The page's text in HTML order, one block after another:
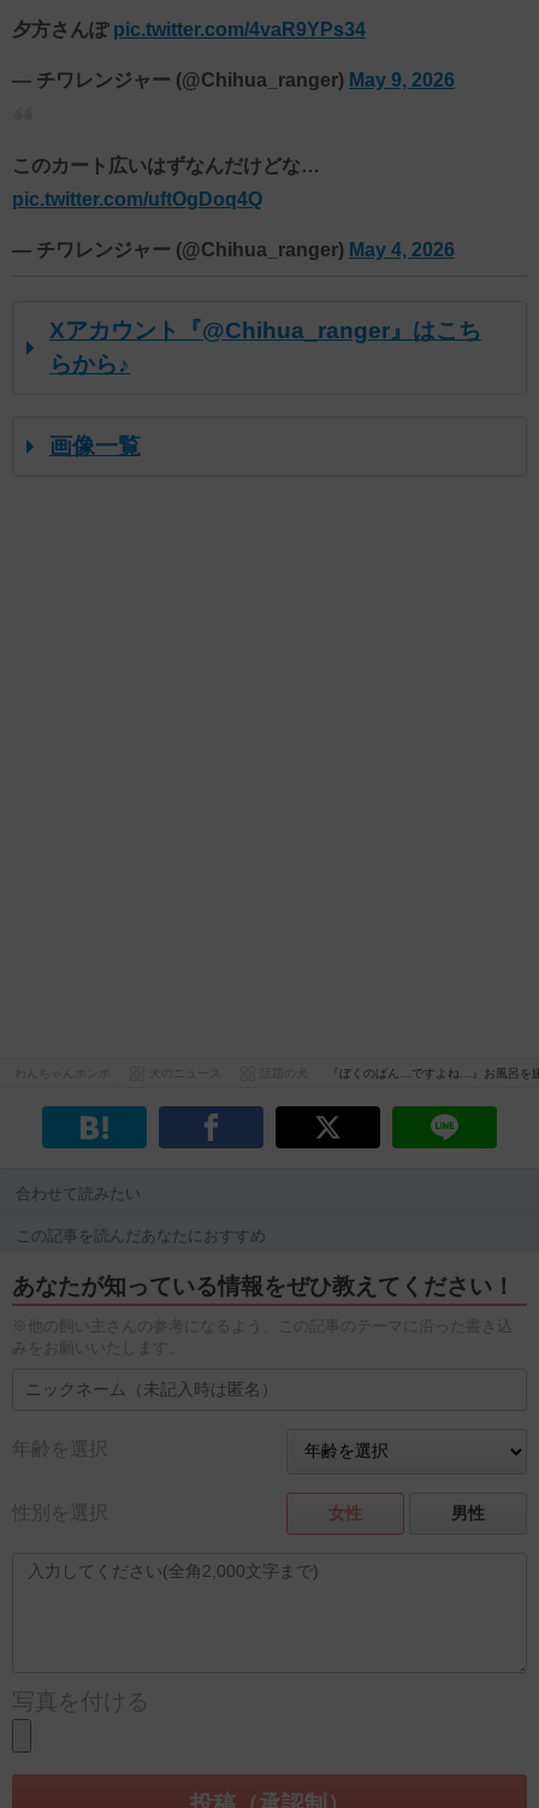
夕方さんぽ pic.twitter.com/4vaR9YPs34
— チワレンジャー (@Chihua_ranger) May 9, 2026
このカート広いはずなんだけどな…
pic.twitter.com/uftOgDoq4Q
— チワレンジャー (@Chihua_ranger) May 4, 2026
Xアカウント『@Chihua_ranger』はこち
らから♪
画像一覧
『ぼくのばん…ですよね…』お風呂を
合わせて読みたい
この記事を読んだあなたにおすすめ
あなたが知っている情報をぜひ教えてください！
※他の飼い主さんの参考になるよう、この記事のテーマに沿った書き込
みをお願いいたします。
年齢を選択
性別を選択 女性 男性
写真を付ける